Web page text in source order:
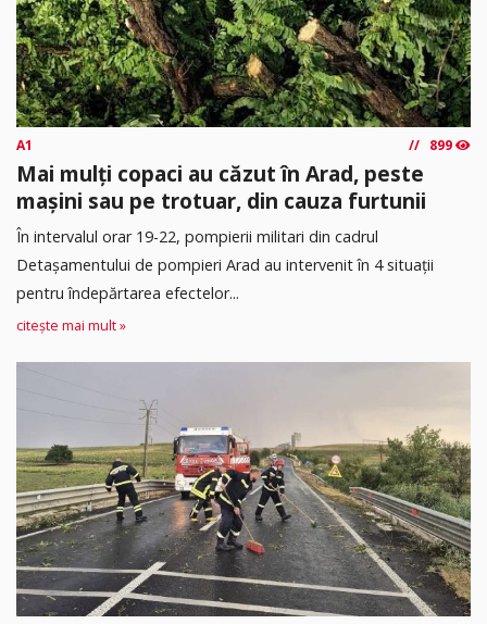
A1 899
Mai mulți copaci au căzut în Arad, peste
mașini sau pe trotuar, din cauza furtunii
În intervalul orar 19-22, pompierii militari din cadrul
Detașamentului de pompieri Arad au intervenit în 4 situații
pentru îndepărtarea efectelor...
citește mai mult »